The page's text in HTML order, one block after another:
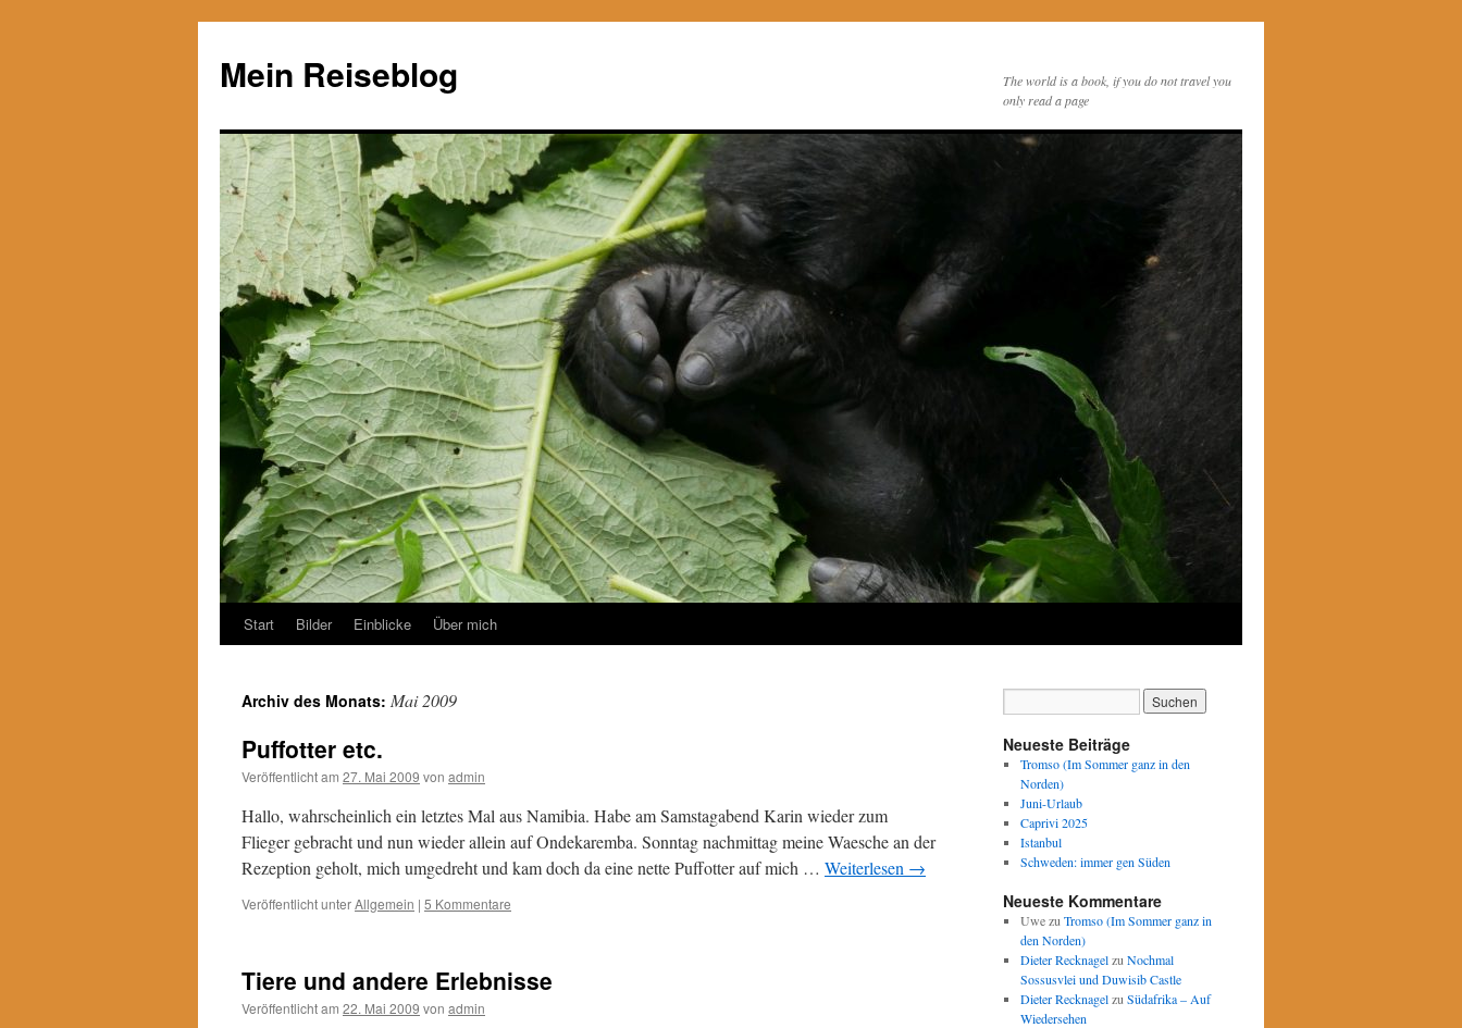
springen
Mein Reiseblog
The world is a book, if you do not travel you
only read a page
Start Bilder Einblicke Über mich
Archiv des Monats: Mai 2009
Puffotter etc.
Veröffentlicht am 27. Mai 2009 von admin
Hallo, wahrscheinlich ein letztes Mal aus Namibia. Habe am Samstagabend Karin wieder zum
Flieger gebracht und nun wieder allein auf Ondekaremba. Sonntag nachmittag meine Waesche an der
Rezeption geholt, mich umgedreht und kam doch da eine nette Puffotter auf mich … Weiterlesen →
Veröffentlicht unterAllgemein | 5 Kommentare
Tiere und andere Erlebnisse
Veröffentlicht am 22. Mai 2009 von admin
Neueste Beiträge
Tromso (Im Sommer ganz in den
Norden)
Juni-Urlaub
Caprivi 2025
Istanbul
Schweden: immer gen Süden
Neueste Kommentare
Uwezu Tromso (Im Sommer ganz in
den Norden)
Dieter Recknagelzu Nochmal
Sossusvlei und Duwisib Castle
Dieter Recknagelzu Südafrika – Auf
Wiedersehen